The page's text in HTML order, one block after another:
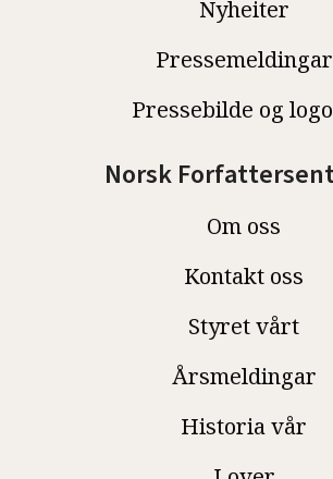
Nyheiter
Pressemeldingar
Pressebilde og
Norsk
Om oss
Kontakt oss
Styret vårt
Årsmeldingar
Historia vår